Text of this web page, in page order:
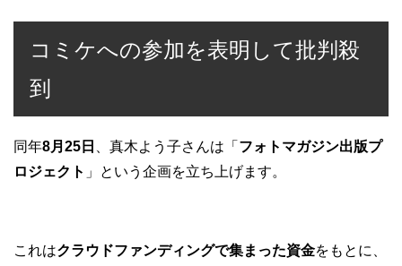
コミケへの参加を表明して批判殺
到
同年8月25日 、真木よう子さんは「 フォトマガジン出版プ
ロジェクト 」という企画を立ち上げます。
これはクラウドファンディングで集まった資金をもとに、